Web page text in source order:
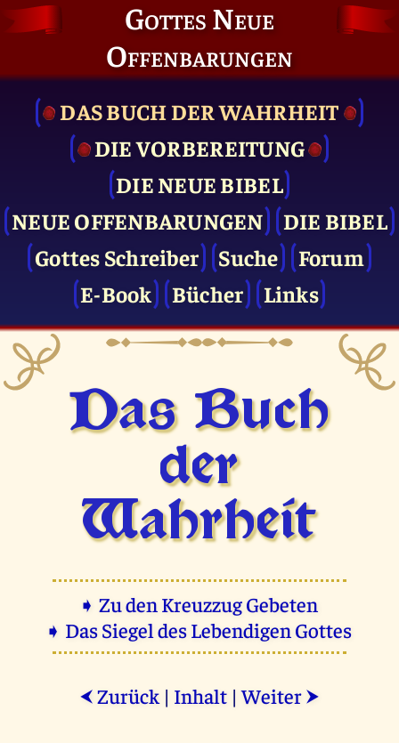
Gottes Neue
Offenbarungen
DAS BUCH DER WAHRHEIT
DIE VOR­BEREITUNG
DIE NEUE BIBEL
NEUE OFFENBARUNGEN
DIE BIBEL
Gottes Schreiber
Suche
Forum
E-Book
Bücher Links
Das Buch
der
Wahrheit
➧ Zu den Kreuzzug Gebeten
➧ Das Siegel des Lebendigen Gottes
⮜ Zurück | Inhalt |Weiter ⮞